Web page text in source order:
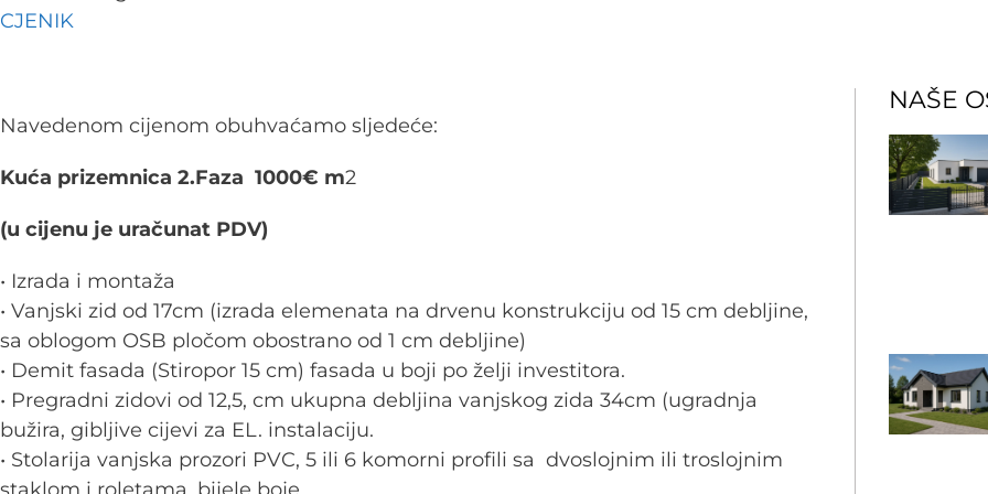
CJENIK
Navedenom cijenom obuhvaćamo sljedeće:
Kuća prizemnica 2.Faza 1000€ m2
(u cijenu je uračunat PDV)
• Izrada i montaža
• Vanjski zid od 17cm (izrada elemenata na drvenu konstrukciju od 15 cm debljine,
sa oblogom OSB pločom obostrano od 1 cm debljine)
• Demit fasada (Stiropor 15 cm) fasada u boji po želji investitora.
• Pregradni zidovi od 12,5, cm ukupna debljina vanjskog zida 34cm (ugradnja
bužira, gibljive cijevi za EL. instalaciju.
• Stolarija vanjska prozori PVC, 5 ili 6 komorni profili sa dvoslojnim ili troslojnim
NAŠE